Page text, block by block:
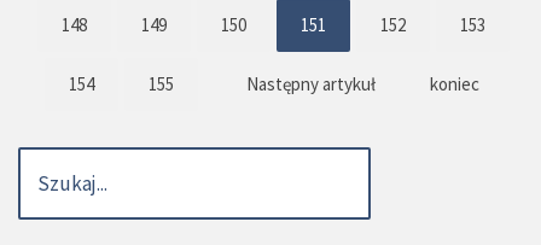
148 149 150 151 152 153
154 155 Następny artykuł koniec